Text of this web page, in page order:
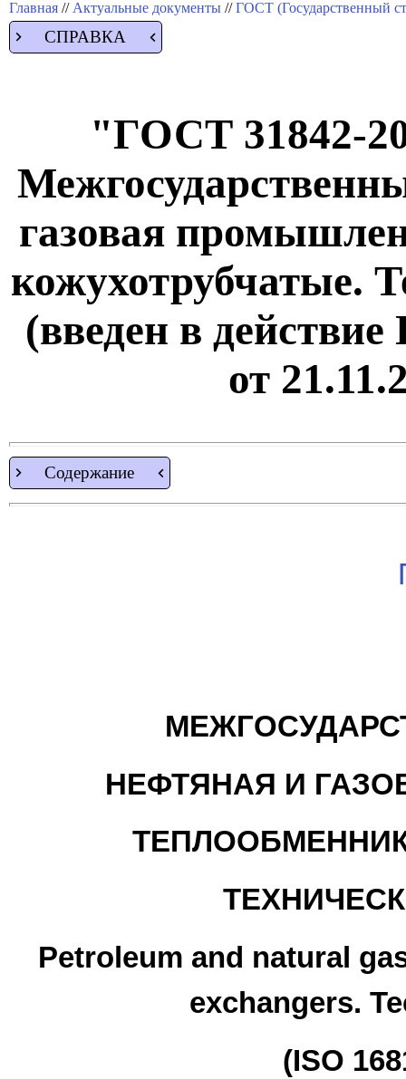
Главная // Актуальные документы //ГОСТ (Государственный
СПРАВКА
"ГОСТ 31842-
газовая
кожухотрубчатые.
(введен в
от
Содержание
НЕФТЯНАЯ И
Petroleum and natural
exchangers.
(ISO